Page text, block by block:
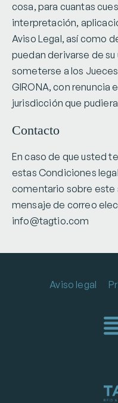
cosa, para cuantas
interpretación,
Aviso Legal, así como
puedan derivarse de
someterse a los
GIRONA, con renuncia
jurisdicción que
Contacto
En caso de que usted
estas Condiciones
comentario sobre este
mensaje de correo
info@tagtio.com
Aviso legal